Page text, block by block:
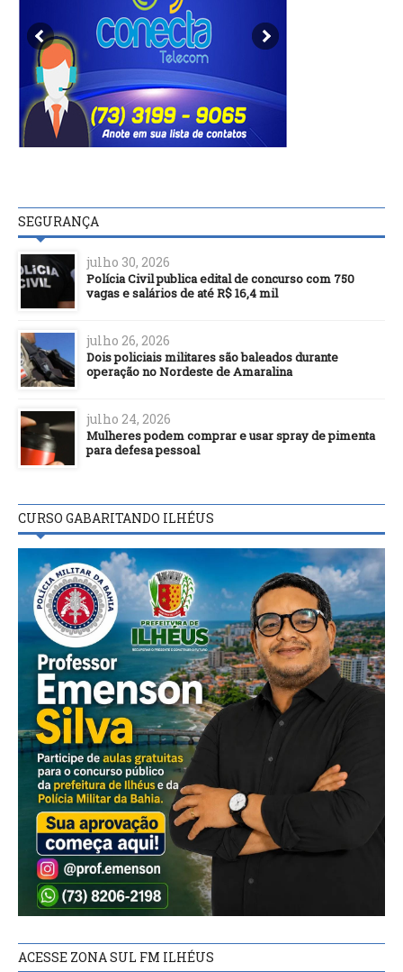
SEGURANÇA
julho 30, 2026
Polícia Civil publica edital de concurso com 750
vagas e salários de até R$ 16,4 mil
julho 26, 2026
Dois policiais militares são baleados durante
operação no Nordeste de Amaralina
julho 24, 2026
Mulheres podem comprar e usar spray de pimenta
para defesa pessoal
CURSO GABARITANDO ILHÉUS
ACESSE ZONA SUL FM ILHÉUS